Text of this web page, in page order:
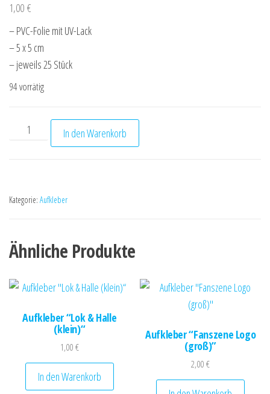
1,00 €
– PVC-Folie mit UV-Lack
– 5 x 5 cm
– jeweils 25 Stück
94 vorrätig
Aufkleber "80s Lok Logo Streifen horizontal (klein)“ Menge
In den Warenkorb
Kategorie: Aufkleber
Ähnliche Produkte
Aufkleber “Lok & Halle
(klein)“
1,00€
In den Warenkorb
Aufkleber “Fanszene Logo
(groß)”
2,00€